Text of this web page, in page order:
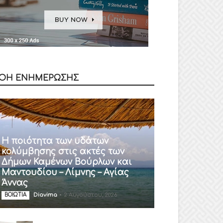
ΕΝΗΜΕΡΩΣΗΣ
Η ποιότητα των υδάτων
κολύμβησης στις ακτές των
Δήμων Καμένων Βούρλων και
Μαντουδίου – Λίμνης – Αγίας
Άννας
ΒΟΙΩΤΙΑ Diavima - 2 Αυγούστου, 2026